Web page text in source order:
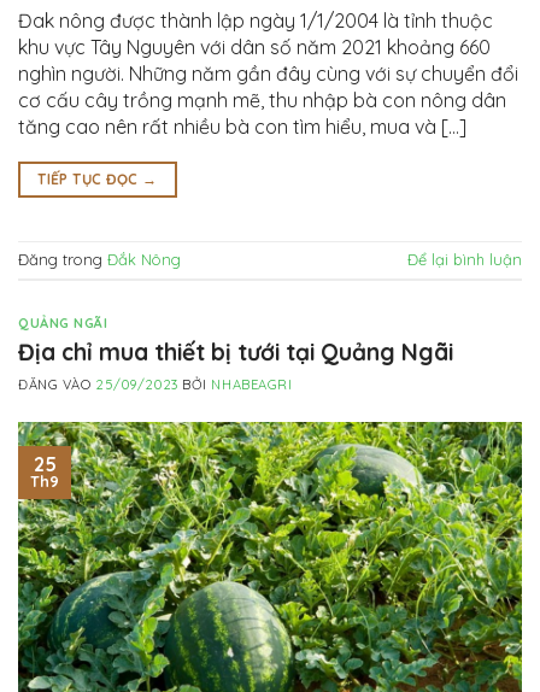
Đak nông được thành lập ngày 1/1/2004 là tỉnh thuộc
khu vực Tây Nguyên với dân số năm 2021 khoảng 660
nghìn người. Những năm gần đây cùng với sự chuyển đổi
cơ cấu cây trồng mạnh mẽ, thu nhập bà con nông dân
tăng cao nên rất nhiều bà con tìm hiểu, mua và […]
TIẾP TỤC ĐỌC →
Đăng trong Đắk Nông Để lại bình luận
QUẢNG NGÃI
Địa chỉ mua thiết bị tưới tại Quảng Ngãi
ĐĂNG VÀO 25/09/2023 BỞI NHABEAGRI
25
Th9